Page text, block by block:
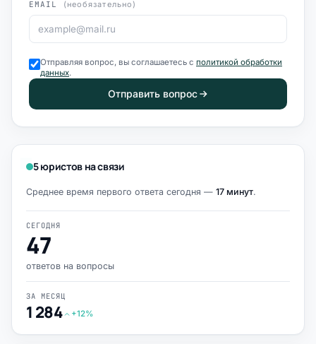
EMAIL (необязательно)
Отправляя вопрос, вы соглашаетесь с политикой обработки
данных.
Отправить вопрос
5 юристов на связи
Среднее время первого ответа сегодня — 17 минут.
СЕГОДНЯ
47
ответов на вопросы
ЗА МЕСЯЦ
1 284 +12%